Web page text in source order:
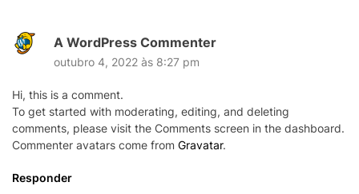
A WordPress Commenter
outubro 4, 2022 às 8:27 pm
Hi, this is a comment.
To get started with moderating, editing, and deleting
comments, please visit the Comments screen in the dashboard.
Commenter avatars come from Gravatar.
Responder